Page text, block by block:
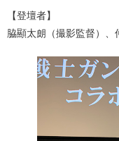
【登壇者】
脇顯太朗（撮影監督）、